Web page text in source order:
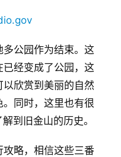
公园作为结束。这
经变成了公园，这
欣赏到美丽的自然
同时，这里也有很
到旧金山的历史。
略，相信这些三番